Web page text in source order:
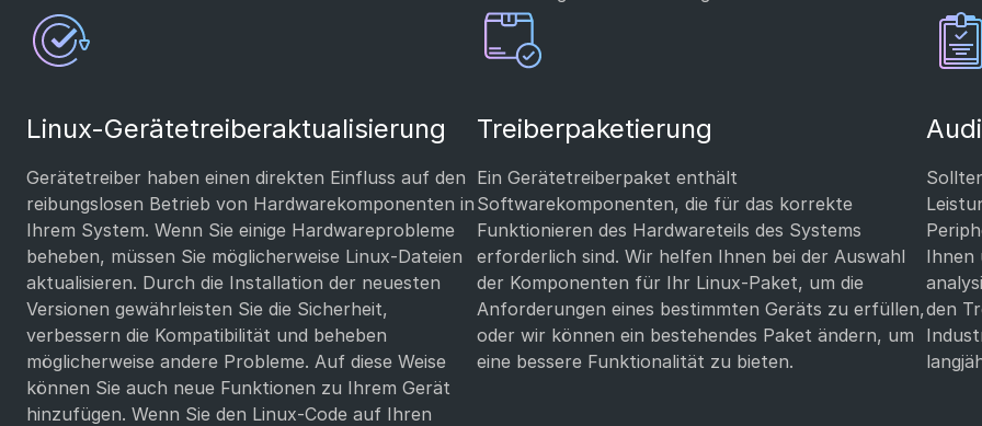
Linux-Gerätetreiberaktualisierung
Gerätetreiber haben einen direkten Einfluss auf den
reibungslosen Betrieb von Hardwarekomponenten in
Ihrem System. Wenn Sie einige Hardwareprobleme
beheben, müssen Sie möglicherweise Linux-Dateien
aktualisieren. Durch die Installation der neuesten
Versionen gewährleisten Sie die Sicherheit,
verbessern die Kompatibilität und beheben
möglicherweise andere Probleme. Auf diese Weise
können Sie auch neue Funktionen zu Ihrem Gerät
hinzufügen. Wenn Sie den Linux-Code auf Ihren
Treiberpaketierung
Ein Gerätetreiberpaket enthält
Softwarekomponenten, die für das korrekte
Funktionieren des Hardwareteils des Systems
erforderlich sind. Wir helfen Ihnen bei der Auswahl
der Komponenten für Ihr Linux-Paket, um die
Anforderungen eines bestimmten Geräts zu erfüllen,
oder wir können ein bestehendes Paket ändern, um
eine bessere Funktionalität zu bieten.
Ihnen
den